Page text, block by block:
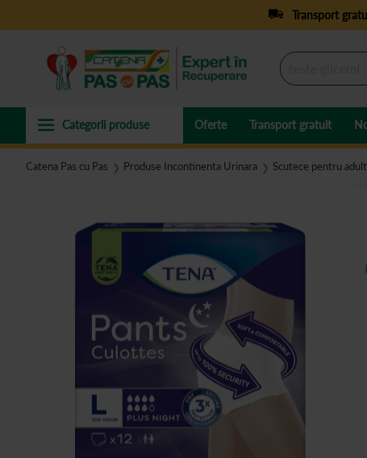
Transport
Oferte Transport gratuit
Catena Pas cu Pas ❯ Produse Incontinenta Urinara ❯ Scutece pentru